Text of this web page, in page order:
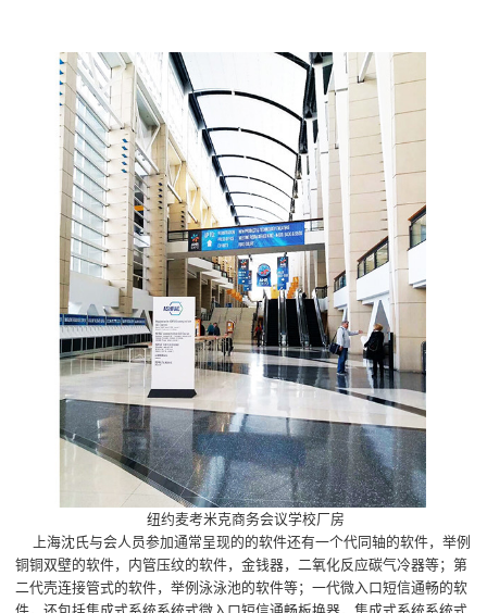
纽约麦考米克商务会议学校厂房
上海沈氏与会人员参加通常呈现的的软件还有一个代同轴的软件，举例
铜铜双壁的软件，内管压纹的软件，金钱器，二氧化反应碳气冷器等；第
二代壳连接管式的软件，举例泳泳池的软件等；一代微入口短信通畅的软